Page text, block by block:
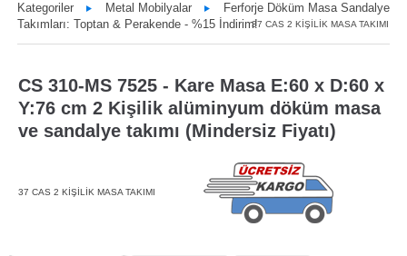
Kategoriler Metal Mobilyalar
Ferforje Döküm Masa Sandalye
Takımları: Toptan & Perakende - %15 İndirim!37 CAS 2 KİŞİLİK MASA TAKIMI
CS 310-MS 7525 - Kare Masa E:60 x D:60 x
Y:76 cm 2 Kişilik alüminyum döküm masa
ve sandalye takımı (Mindersiz Fiyatı)
37 CAS 2 KİŞİLİK MASA TAKIMI